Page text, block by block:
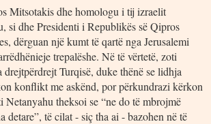
Mitsotakis dhe homologu i tij izraelit
si dhe Presidenti i Republikës së Qipros
dërguan një kumt të qartë nga Jerusalemi
trepalëshe. Në të vërtetë, zoti
Turqisë, duke thënë se lidhja
konflikt me askënd, por përkundrazi kërkon
Netanyahu theksoi se “ne do të mbrojmë
detare”, të cilat - siç tha ai - bazohen në të